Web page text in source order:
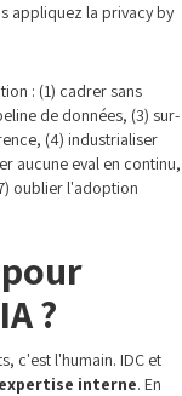
appliquez la privacy by
: (1) cadrer sans
de données, (3) sur-
(4) industrialiser
aucune eval en continu,
oublier l'adoption
?
c'est l'humain. IDC et
interne. En